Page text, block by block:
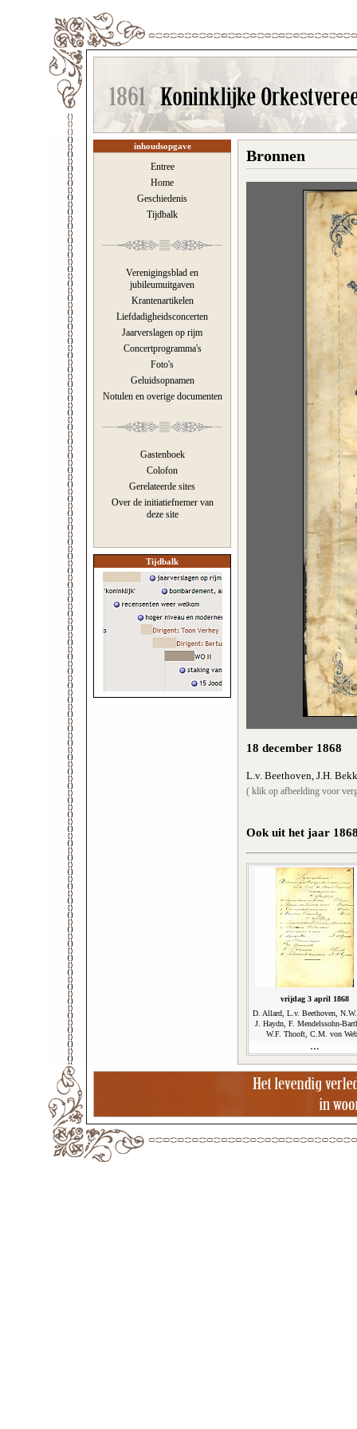
inhoudsopgave
Entree
Home
Geschiedenis
Tijdbalk
Verenigingsblad en
jubileumuitgaven
Krantenartikelen
Liefdadigheidsconcerten
Jaarverslagen op rijm
Concertprogramma's
Foto's
Geluidsopnamen
Notulen en overige documenten
Gastenboek
Colofon
Gerelateerde sites
Over de initiatiefnemer van
deze site
Tijdbalk
Bronnen
18 december 1868
L.v. Beethoven, J.H.
( klik op afbeelding voor
Ook uit het jaar
vrijdag 3 april 1868
D. Allard, L.v. Beethoven, N.W.
J. Haydn, F. Mendelssohn-
W.F. Thooft, C.M. von